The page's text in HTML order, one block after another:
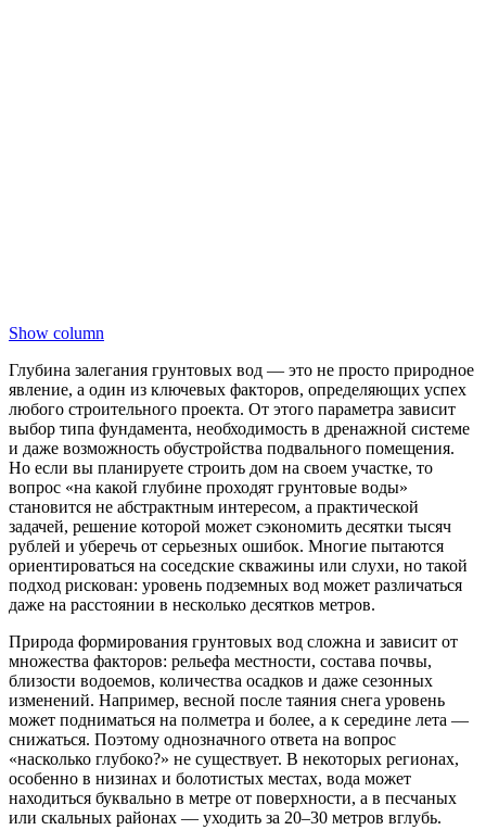
Show column
Глубина залегания грунтовых вод — это не просто природное
явление, а один из ключевых факторов, определяющих успех
любого строительного проекта. От этого параметра зависит
выбор типа фундамента, необходимость в дренажной системе
и даже возможность обустройства подвального помещения.
Но если вы планируете строить дом на своем участке, то
вопрос «на какой глубине проходят грунтовые воды»
становится не абстрактным интересом, а практической
задачей, решение которой может сэкономить десятки тысяч
рублей и уберечь от серьезных ошибок. Многие пытаются
ориентироваться на соседские скважины или слухи, но такой
подход рискован: уровень подземных вод может различаться
даже на расстоянии в несколько десятков метров.
Природа формирования грунтовых вод сложна и зависит от
множества факторов: рельефа местности, состава почвы,
близости водоемов, количества осадков и даже сезонных
изменений. Например, весной после таяния снега уровень
может подниматься на полметра и более, а к середине лета —
снижаться. Поэтому однозначного ответа на вопрос
«насколько глубоко?» не существует. В некоторых регионах,
особенно в низинах и болотистых местах, вода может
находиться буквально в метре от поверхности, а в песчаных
или скальных районах — уходить за 20–30 метров вглубь.